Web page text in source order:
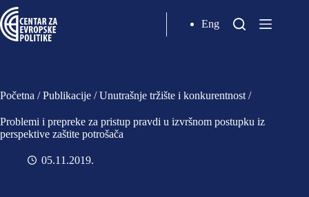
Eng
Početna /Publikacije /Unutrašnje tržište i konkurentnost /
Problemi i prepreke za pristup pravdi u izvršnom postupku iz
perspektive zaštite potrošača
05.11.2019